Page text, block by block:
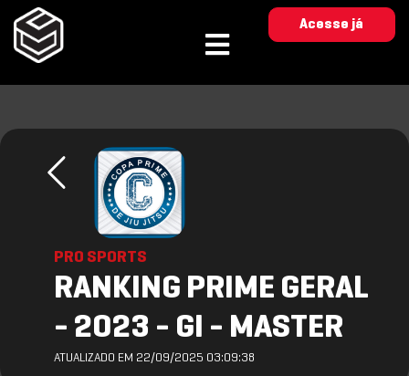
Acesse já
PRO SPORTS
RANKING PRIME GERAL
- 2023 - GI - MASTER
ATUALIZADO EM 22/09/2025 03:09:38